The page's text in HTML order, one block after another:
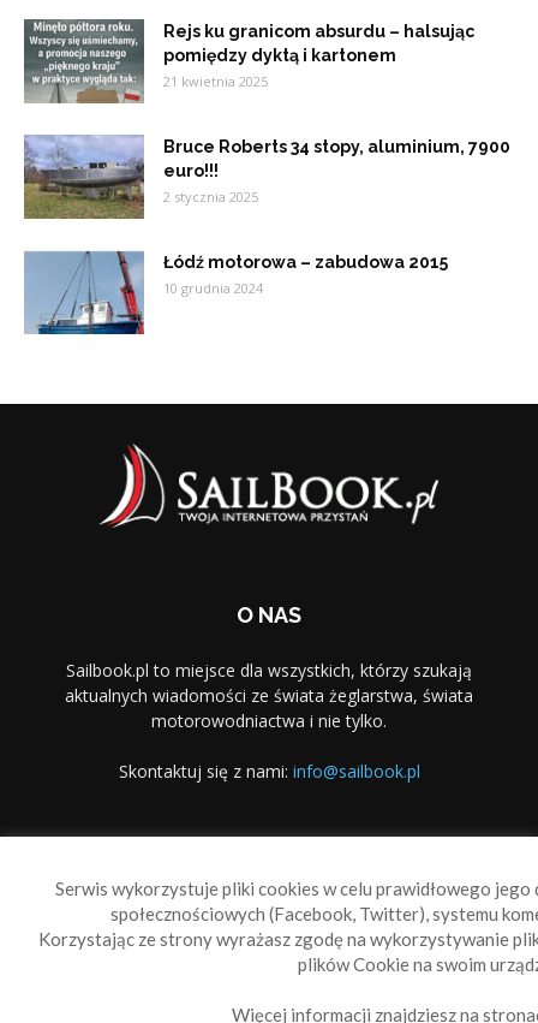
Rejs ku granicom absurdu – halsując
pomiędzy dyktą i kartonem
21 kwietnia 2025
Bruce Roberts 34 stopy, aluminium, 7900
euro!!!
2 stycznia 2025
Łódź motorowa – zabudowa 2015
10 grudnia 2024
O NAS
Sailbook.pl to miejsce dla wszystkich, którzy szukają
aktualnych wiadomości ze świata żeglarstwa, świata
motorowodniactwa i nie tylko.
Skontaktuj się z nami: info@sailbook.pl
Serwis wykorzystuje pliki cookies w celu prawidłowego
społecznościowych (Facebook, Twitter), systemu
Korzystając ze strony wyrażasz zgodę na wykorzystywanie
plików Cookie na swoim
Więcej informacji znajdziesz na